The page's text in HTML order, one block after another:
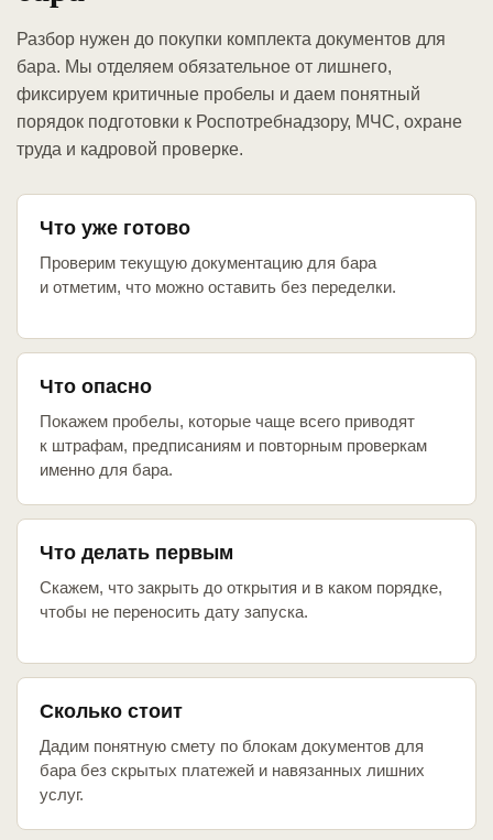
Разбор нужен до покупки комплекта документов для
бара. Мы отделяем обязательное от лишнего,
фиксируем критичные пробелы и даем понятный
порядок подготовки к Роспотребнадзору, МЧС, охране
труда и кадровой проверке.
Что уже готово
Проверим текущую документацию для бара
и отметим, что можно оставить без переделки.
Что опасно
Покажем пробелы, которые чаще всего приводят
к штрафам, предписаниям и повторным проверкам
именно для бара.
Что делать первым
Скажем, что закрыть до открытия и в каком порядке,
чтобы не переносить дату запуска.
Сколько стоит
Дадим понятную смету по блокам документов для
бара без скрытых платежей и навязанных лишних
услуг.